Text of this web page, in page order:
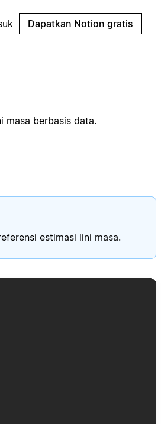
Dapatkan Notion gratis
masa berbasis data.
estimasi lini masa.